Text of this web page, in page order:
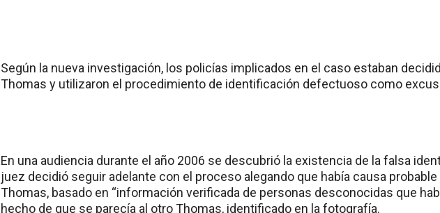
Según la nueva investigación, los policías implicados en el caso estaban
Thomas y utilizaron el procedimiento de identificación defectuoso como
En una audiencia durante el año 2006 se descubrió la existencia de la falsa
juez decidió seguir adelante con el proceso alegando que había causa probable
Thomas, basado en “información verificada de personas desconocidas que
hecho de que se parecía al otro Thomas, identificado en la fotografía.